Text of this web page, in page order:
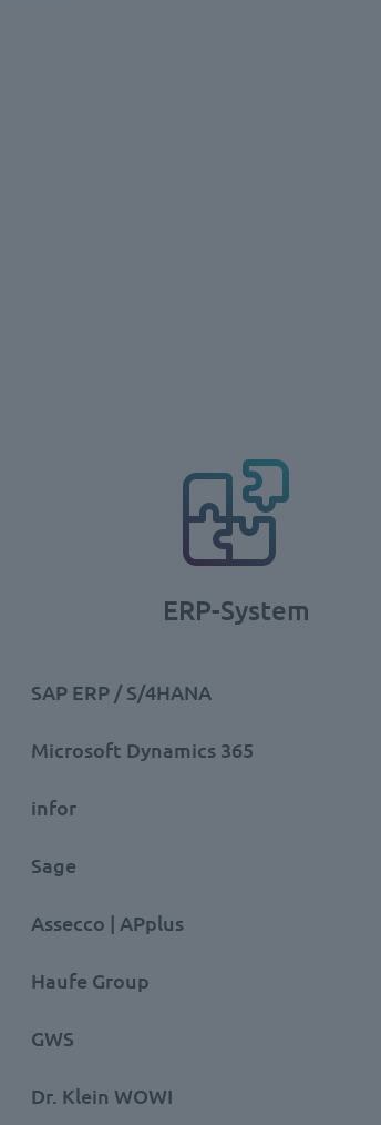
ERP-System
SAP ERP / S/4HANA
Microsoft Dynamics 365
infor
Sage
Assecco | APplus
Haufe Group
GWS
Dr. Klein WOWI